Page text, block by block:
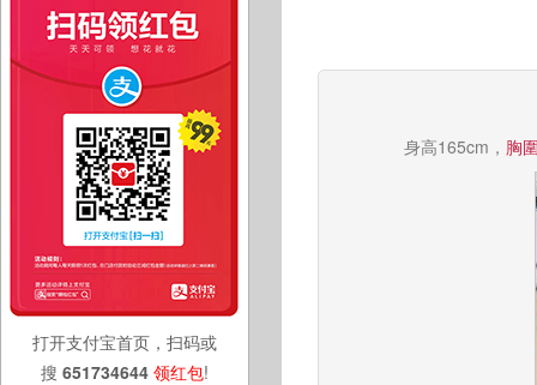
打开支付宝首页，扫码或
搜 651734644 领红包!
身高165cm， 胸